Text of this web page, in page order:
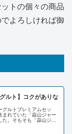
トの個々の商品
よろしければ御
ルト】コクがありな
グルトプレミアムセッ
まれていた「蒜山ジャー
た。そもそも「蒜山ジャ